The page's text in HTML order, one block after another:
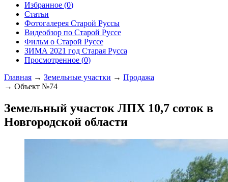
Избранное (0)
Статьи
Фотогалерея Старой Руссы
Видеобзор по Старой Руссе
Фильм о Старой Руссе
ЗИМА 2021 год Старая Русса
Просмотренное (0)
Главная → Земельные участки → Продажа
→ Объект №74
Земельный участок ЛПХ 10,7 соток в
Новгородской области